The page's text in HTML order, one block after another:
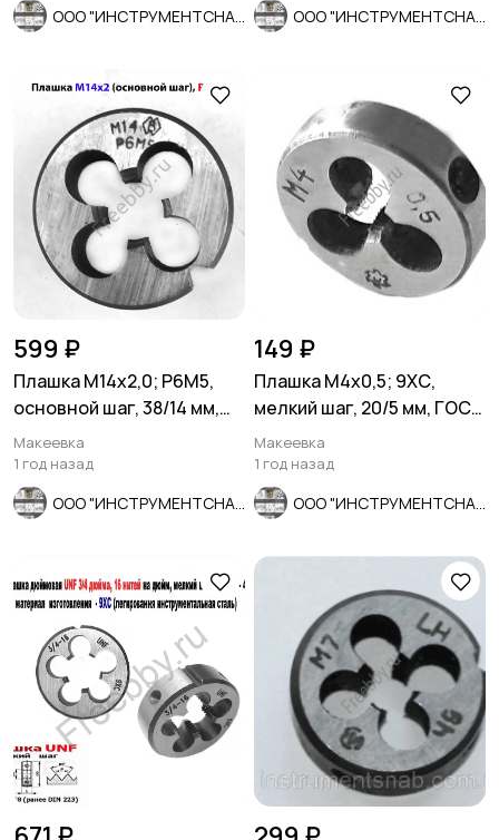
599 ₽
Плашка М14х2,0; Р6М5,
основной шаг, 38/14 мм,
ГОСТ 7740-71, СССР.
Макеевка
1 год назад
149 ₽
Плашка М4х0,5; 9ХС,
мелкий шаг, 20/5 мм, ГОСТ
7740-71, СССР.
Макеевка
1 год назад